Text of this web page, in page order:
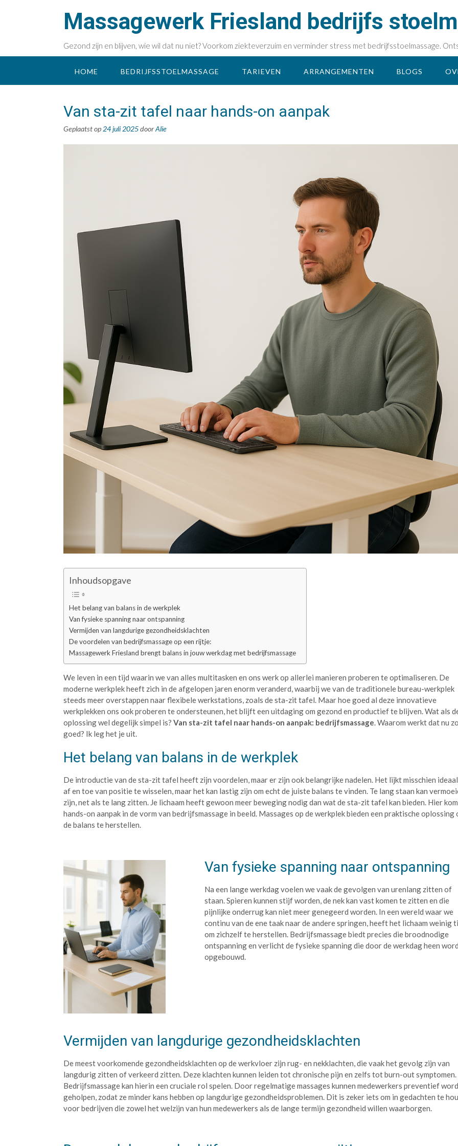
Massagewerk Friesland bedrijfs
Gezond zijn en blijven, wie wil dat nu niet? Voorkom ziekteverzuim en verminder stress met bedrijfsstoelmassage.
HOME BEDRIJFSSTOELMASSAGE TARIEVEN ARRANGEMENTEN BLOGS
Van sta-zit tafel naar hands-on aanpak
Geplaatst op 24 juli 2025doorAlie
Inhoudsopgave
Het belang van balans in de werkplek
Van fysieke spanning naar ontspanning
Vermijden van langdurige gezondheidsklachten
De voordelen van bedrijfsmassage op een rijtje:
Massagewerk Friesland brengt balans in jouw werkdag met bedrijfsmassage
We leven in een tijd waarin we van alles multitasken en ons werk op allerlei manieren proberen te optimaliseren. De
moderne werkplek heeft zich in de afgelopen jaren enorm veranderd, waarbij we van de traditionele bureau-werkplek
steeds meer overstappen naar flexibele werkstations, zoals de sta-zit tafel. Maar hoe goed al deze innovatieve
werkplekken ons ook proberen te ondersteunen, het blijft een uitdaging om gezond en productief te blijven. Wat als
oplossing wel degelijk simpel is? Van sta-zit tafel naar hands-on aanpak: bedrijfsmassage . Waarom werkt dat nu zo
goed? Ik leg het je uit.
Het belang van balans in de werkplek
De introductie van de sta-zit tafel heeft zijn voordelen, maar er zijn ook belangrijke nadelen. Het lijkt misschien
af en toe van positie te wisselen, maar het kan lastig zijn om echt de juiste balans te vinden. Te lang staan kan
zijn, net als te lang zitten. Je lichaam heeft gewoon meer beweging nodig dan wat de sta-zit tafel kan bieden. Hier
hands-on aanpak in de vorm van bedrijfsmassage in beeld. Massages op de werkplek bieden een praktische oplossing
de balans te herstellen.
Van fysieke spanning naar ontspanning
Na een lange werkdag voelen we vaak de gevolgen van urenlang zitten of
staan. Spieren kunnen stijf worden, de nek kan vast komen te zitten en die
pijnlijke onderrug kan niet meer genegeerd worden. In een wereld waar we
continu van de ene taak naar de andere springen, heeft het lichaam weinig
om zichzelf te herstellen. Bedrijfsmassage biedt precies die broodnodige
ontspanning en verlicht de fysieke spanning die door de werkdag heen
opgebouwd.
Vermijden van langdurige gezondheidsklachten
De meest voorkomende gezondheidsklachten op de werkvloer zijn rug- en nekklachten, die vaak het gevolg zijn van
langdurig zitten of verkeerd zitten. Deze klachten kunnen leiden tot chronische pijn en zelfs tot burn-out symptomen.
Bedrijfsmassage kan hierin een cruciale rol spelen. Door regelmatige massages kunnen medewerkers preventief
geholpen, zodat ze minder kans hebben op langdurige gezondheidsproblemen. Dit is zeker iets om in gedachten te
voor bedrijven die zowel het welzijn van hun medewerkers als de lange termijn gezondheid willen waarborgen.